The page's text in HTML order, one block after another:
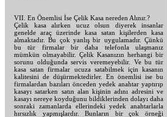
VII. En Önemlisi İse Çelik Kasa nereden Alınır.?
Çelik kasa alırken ucuz olsun diyerek insanlar
genelde araç üzerinde kasa satan kişilerden kasa
almaktadır. Bu çok yanlış bir uygulamadır. Çünkü
bu tür firmalar bir daha telefonla ulaşmanız
mümkün olmayabilir. Çelik Kasanızın herhangi bir
sorunu olduğunda servis veremeyebilir. Ve bu tür
kasa satan firmalar ucuza satabilmek için kasanın
kalitesini de düşürmektedirler. En önemlisi ise bu
firmalardan bazıları önceden yedek anahtar yaptırıp
kasayı satarken satın alan kişinin adını adresini ve
kasayı nereye koyduğunu bildiklerinden dolayı daha
sonraki zamanlarda ellerindeki yedek anahtarlarla
hırsızlık yapmışlardır. Bunların bir çok örneği